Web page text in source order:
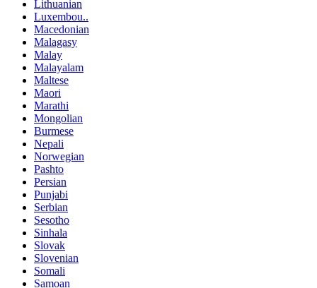
Lithuanian
Luxembou..
Macedonian
Malagasy
Malay
Malayalam
Maltese
Maori
Marathi
Mongolian
Burmese
Nepali
Norwegian
Pashto
Persian
Punjabi
Serbian
Sesotho
Sinhala
Slovak
Slovenian
Somali
Samoan